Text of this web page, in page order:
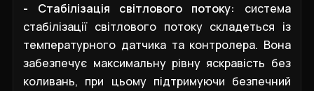
- Стабілізація світлового потоку:
система
стабілізації світлового потоку складеться із
температурного датчика та контролера. Вона
забезпечує максимальну рівну яскравість без
коливань, при цьому підтримуючи безпечний